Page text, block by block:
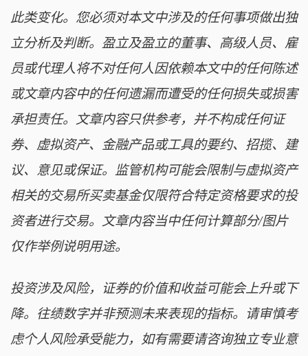
此类变化。您必须对本文中涉及的任何事项做出独
立分析及判断。盈立及盈立的董事、高级人员、雇
员或代理人将不对任何人因依赖本文中的任何陈述
或文章内容中的任何遗漏而遭受的任何损失或损害
承担责任。文章内容只供参考，并不构成任何证
券、虚拟资产、金融产品或工具的要约、招揽、建
议、意见或保证。监管机构可能会限制与虚拟资产
相关的交易所买卖基金仅限符合特定资格要求的投
资者进行交易。文章内容当中任何计算部分/图片
仅作举例说明用途。
投资涉及风险，证券的价值和收益可能会上升或下
降。往绩数字并非预测未来表现的指标。请审慎考
虑个人风险承受能力，如有需要请咨询独立专业意